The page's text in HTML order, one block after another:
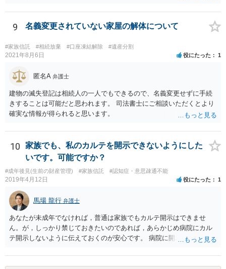
9 名義変更されていない家屋の解体について
#家族信託 #相続放棄 #口座凍結解除 #遺産分割
2021年8月6日 役にたった 1
匿名A 弁護士
建物の滅失登記は相続人の一人でもできるので、名義変更せずに手続
きすることは可能だと思われます。 司法書士にご相談いただくとより
確実な情報が得られると思います。
10
家族でも、私のカルテを開示できないようにした
いです。可能ですか？
#成年後見(生前の財産管理) #家族信託 #認知症・意思疎通不能
2019年4月12日 役にたった 1
馬場 龍行 弁護士
あなたが未成年でなければ，普通は家族でもカルテ開示はできませ
ん。が，しっかり禁じておきたいのであれば，あらかじめ病院にカル
テ開示しないように伝えておくのが安心です。 病院に開示しないよう
可能性は低いのでコストパフォーマンスとしてはどうかなという感じ